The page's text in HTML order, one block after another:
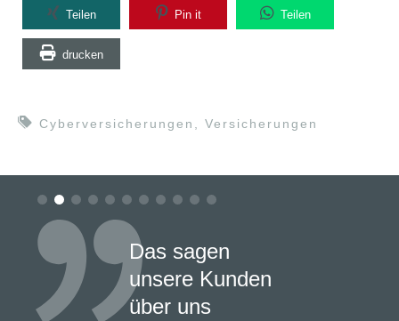
Teilen Pin it Teilen
drucken
Cyberversicherungen Versicherungen
Das sagen
unsere Kunden
über uns